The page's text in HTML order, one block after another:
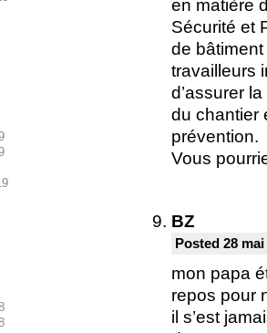
en matière
Sécurité et
de
travailleurs
d’assurer
du chantier
prévention.
Vous
BZ
Posted 28
mon papa
repos pour
il s’est